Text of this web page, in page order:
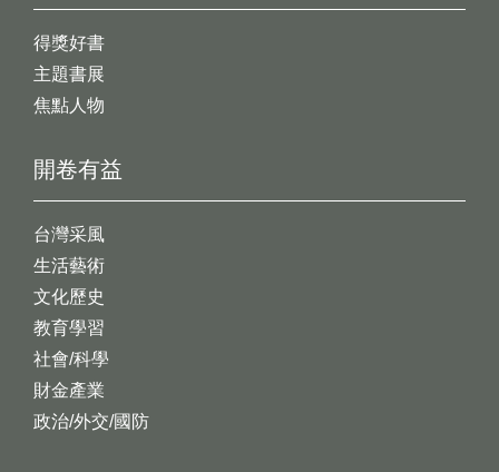
開卷有益
台灣采風
生活藝術
文化歷史
教育學習
社會/科學
財金產業
政治/外交/國防
得獎好書
主題書展
焦點人物